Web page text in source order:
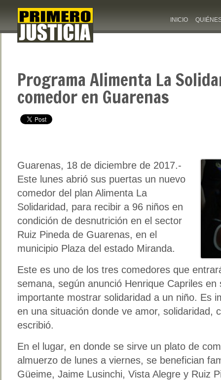
INICIO
Programa Alimenta La
comedor en Guarenas
Guarenas, 18 de diciembre de 2017.-
Este lunes abrió sus puertas un nuevo
comedor del plan Alimenta La
Solidaridad, para recibir a 96 niños en
condición de desnutrición en el sector
Ruiz Pineda de Guarenas, en el
municipio Plaza del estado Miranda.
Este es uno de los tres comedores que
semana, según anunció Henrique Capriles
importante mostrar solidaridad a un niño. Es
en una situación donde ve amor, solidaridad,
escribió.
En el lugar, en donde se sirve un plato de
almuerzo de lunes a viernes, se benefician
Güeime, Jaime Lusinchi, Vista Alegre y Ruiz